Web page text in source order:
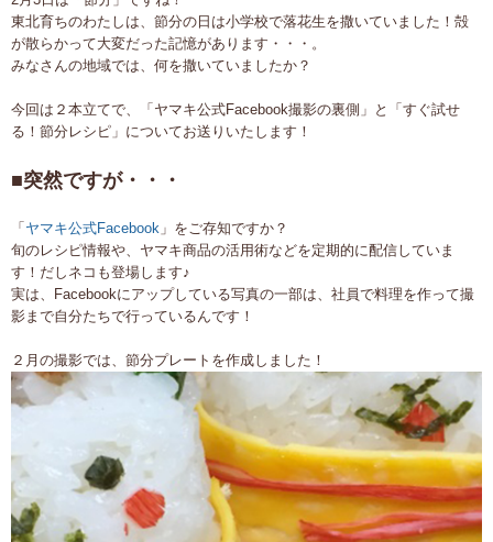
東北育ちのわたしは、節分の日は小学校で落花生を撒いていました！殻
が散らかって大変だった記憶があります・・・。
みなさんの地域では、何を撒いていましたか？
今回は２本立てで、「ヤマキ公式Facebook撮影の裏側」と「すぐ試せ
る！節分レシピ」についてお送りいたします！
■突然ですが・・・
「ヤマキ公式Facebook 」をご存知ですか？
旬のレシピ情報や、ヤマキ商品の活用術などを定期的に配信していま
す！だしネコも登場します♪
実は、Facebookにアップしている写真の一部は、社員で料理を作って撮
影まで自分たちで行っているんです！
２月の撮影では、節分プレートを作成しました！